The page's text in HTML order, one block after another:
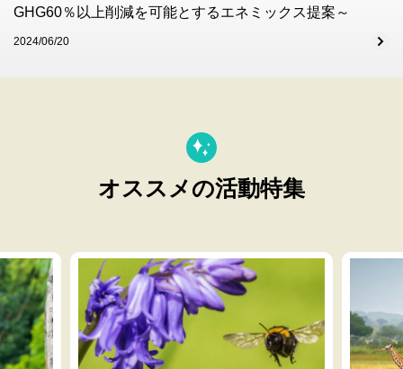
GHG60％以上削減を可能とするエネミックス提案～
2024/06/20
オススメの活動特集